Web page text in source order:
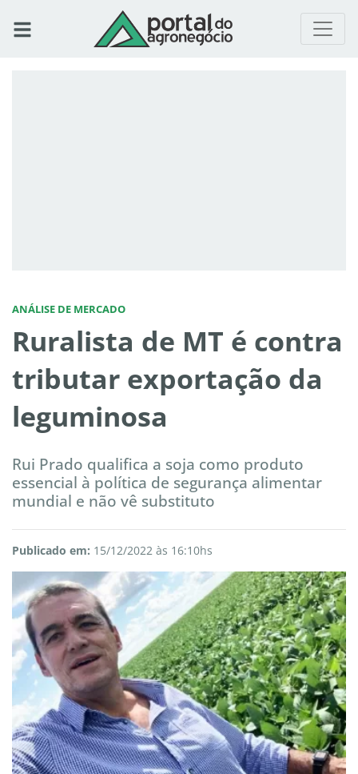
ANÁLISE DE MERCADO
Ruralista de MT é contra
tributar exportação da
leguminosa
Rui Prado qualifica a soja como produto
essencial à política de segurança alimentar
mundial e não vê substituto
Publicado em: 15/12/2022 às 16:10hs